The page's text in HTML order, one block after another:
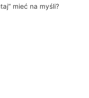
mieć na myśli?